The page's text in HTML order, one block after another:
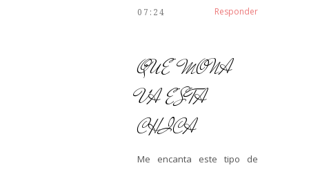
07:24
Responder
QUE MONA
VA ESTA
CHICA
Me encanta este tipo de